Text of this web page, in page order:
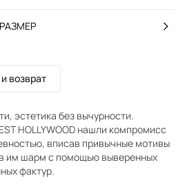
возврат
эстетика без вычурности.
HOLLYWOOD нашли компромисс
вписав привычные мотивы
им шарм с помощью выверенных
фактур.